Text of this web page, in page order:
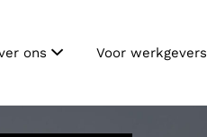
ons Voor werkgevers